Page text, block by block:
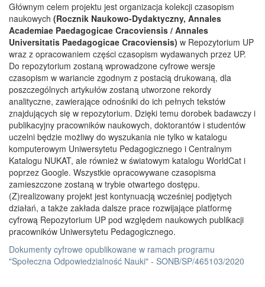
Głównym celem projektu jest organizacja kolekcji czasopism
naukowych (Rocznik Naukowo-Dydaktyczny, Annales
Academiae Paedagogicae Cracoviensis / Annales
Universitatis Paedagogicae Cracoviensis) w Repozytorium UP
wraz z opracowaniem części czasopism wydawanych przez UP.
Do repozytorium zostaną wprowadzone cyfrowe wersje
czasopism w wariancie zgodnym z postacią drukowaną, dla
poszczególnych artykułów zostaną utworzone rekordy
analityczne, zawierające odnośniki do ich pełnych tekstów
znajdujących się w repozytorium. Dzięki temu dorobek badawczy i
publikacyjny pracowników naukowych, doktorantów i studentów
uczelni będzie możliwy do wyszukania nie tylko w katalogu
komputerowym Uniwersytetu Pedagogicznego i Centralnym
Katalogu NUKAT, ale również w światowym katalogu WorldCat i
poprzez Google. Wszystkie opracowywane czasopisma
zamieszczone zostaną w trybie otwartego dostępu.
(Z)realizowany projekt jest kontynuacją wcześniej podjętych
działań, a także zakłada dalsze prace rozwijające platformę
cyfrową Repozytorium UP pod względem naukowych publikacji
pracowników Uniwersytetu Pedagogicznego.
Dokumenty cyfrowe opublikowane w ramach programu
"Społeczna Odpowiedzialność Nauki" - SONB/SP/465103/2020